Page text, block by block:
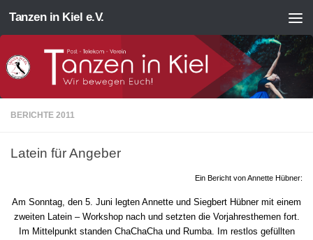
Zum Inhalt springen
Tanzen in Kiel e.V.
BERICHTE 2011
Latein für Angeber
Ein Bericht von Annette Hübner:
Am Sonntag, den 5. Juni legten Annette und Siegbert Hübner mit einem
zweiten Latein – Workshop nach und setzten die Vorjahresthemen fort.
Im Mittelpunkt standen ChaChaCha und Rumba. Im restlos gefüllten